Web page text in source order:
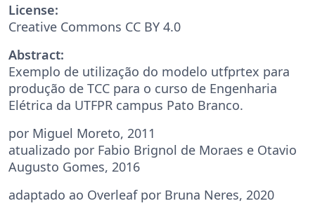
License:
Creative Commons CC BY 4.0
Abstract:
Exemplo de utilização do modelo utfprtex para
produção de TCC para o curso de Engenharia
Elétrica da UTFPR campus Pato Branco.
por Miguel Moreto, 2011
atualizado por Fabio Brignol de Moraes e Otavio
Augusto Gomes, 2016
adaptado ao Overleaf por Bruna Neres, 2020